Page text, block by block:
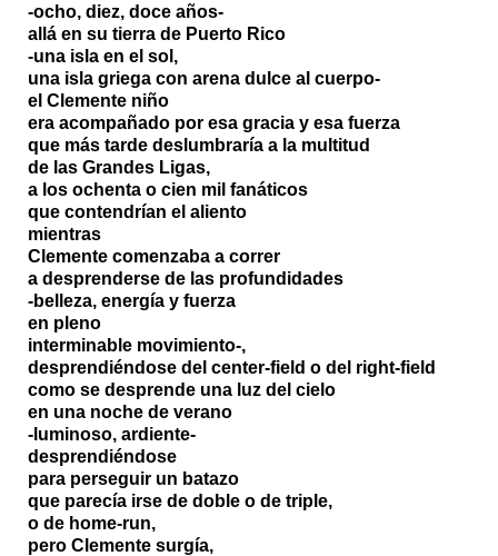
-ocho, diez, doce años-
allá en su tierra de Puerto Rico
-una isla en el sol,
una isla griega con arena dulce al cuerpo-
el Clemente niño
era acompañado por esa gracia y esa fuerza
que más tarde deslumbraría a la multitud
de las Grandes Ligas,
a los ochenta o cien mil fanáticos
que contendrían el aliento
mientras
Clemente comenzaba a correr
a desprenderse de las profundidades
-belleza, energía y fuerza
en pleno
interminable movimiento-,
desprendiéndose del center-field o del right-field
como se desprende una luz del cielo
en una noche de verano
-luminoso, ardiente-
desprendiéndose
para perseguir un batazo
que parecía irse de doble o de triple,
o de home-run,
pero Clemente surgía,